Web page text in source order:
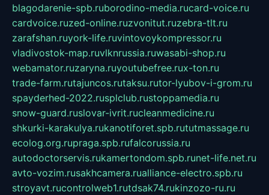
blagodarenie-spb.ruborodino-media.rucard-voice.ru
cardvoice.ruzed-online.ruzvonitut.ruzebra-tlt.ru
zarafshan.ruyork-life.ruvintovoykompressor.ru
vladivostok-map.ruvlknrussia.ruwasabi-shop.ru
webamator.ruzaryna.ruyoutubefree.rux-ton.ru
trade-farm.rutajuncos.rutaksu.rutor-lyubov-i-grom.ru
spayderhed-2022.rusplclub.rustoppamedia.ru
snow-guard.ruslovar-ivrit.rucleanmedicine.ru
shkurki-karakulya.rukanotiforet.spb.rututmassage.ru
ecolog.org.rupraga.spb.rufalcorussia.ru
autodoctorservis.rukamertondom.spb.runet-life.net.ru
avto-vozim.rusakhcamera.rualliance-electro.spb.ru
stroyavt.rucontrolweb1.rutdsak74.rukinzozo-ru.ru